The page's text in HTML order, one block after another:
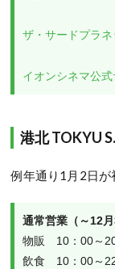
ザ・サードプラネ
イオンシネマ公式
港北 TOKYU
例年通り1月2日が
通常営業（～12
物販　10：00～
飲食　10：00～